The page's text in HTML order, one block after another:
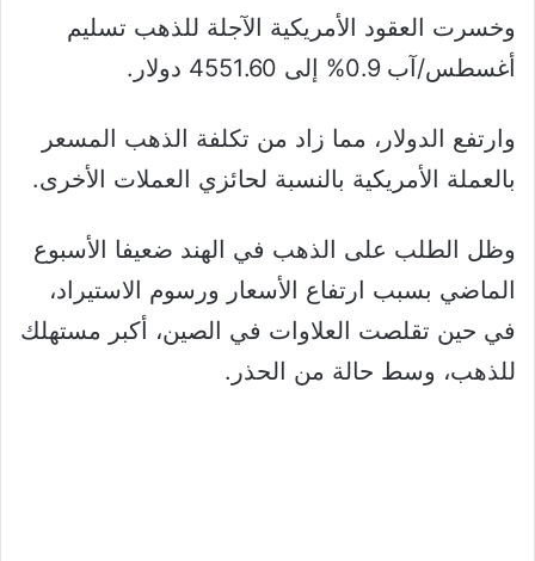
وخسرت العقود الأمريكية الآجلة للذهب تسليم
أغسطس/آب 0.9% إلى 4551.60 دولار.
وارتفع الدولار، مما زاد من تكلفة الذهب المسعر
بالعملة الأمريكية بالنسبة لحائزي العملات الأخرى.
وظل الطلب على الذهب في الهند ضعيفا الأسبوع
الماضي بسبب ارتفاع الأسعار ورسوم الاستيراد،
في حين تقلصت العلاوات في الصين، أكبر مستهلك
للذهب، وسط حالة من الحذر.